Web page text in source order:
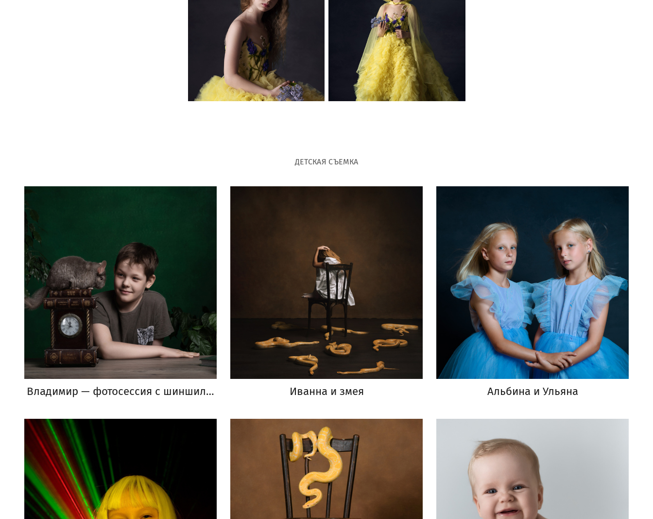
ДЕТСКАЯ СЪЕМКА
Владимир — фотосессия с шиншиллой Иванна и змея Альбина и Ульяна